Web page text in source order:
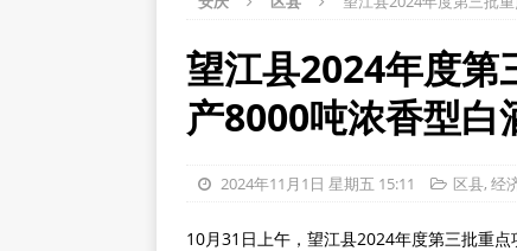
望江县2024年度第
产8000吨浓香型白
2024年11月1日 星期五 15:11 区县, 经
10月31日上午，望江县2024年度第三批重